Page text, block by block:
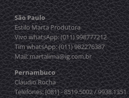
São Paulo
Estilo Marta Produtora
Vivo whatsApp: (011) 998777212
Tim whatsApp: (011) 982276387
Mail: martalima@ig.com.br
Pernambuco
Cláudio Rocha
Telefones: [081] - 8519.5002 / 9938.1351